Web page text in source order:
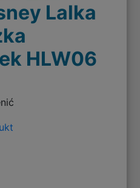
Lalka
HLW06